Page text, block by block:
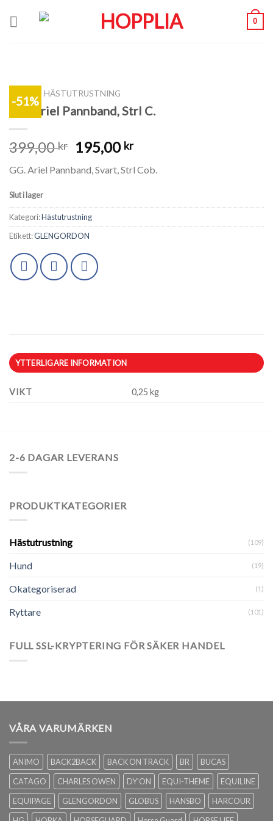
0
-51%
HÄSTUTRUSTNING
GG. Ariel Pannband, Strl C.
399,00kr 195,00 kr
GG. Ariel Pannband, Svart, Strl Cob.
Slut i lager
Kategori:Hästutrustning
Etikett:GLENGORDON
YTTERLIGARE INFORMATION
VIKT 0,25 kg
2-6 DAGAR LEVERANS
PRODUKTKATEGORIER
Hästutrustning (109)
Hund (19)
Okategoriserad (1)
Ryttare (101)
FULL SSL-KRYPTERING FÖR SÄKER HANDEL
VÅRA VARUMÄRKEN
ANIMO BACK2BACK BACK ON TRACK BR
BUCAS
CATAGO
CHARLES OWEN DY'ON EQUI-THEME
EQUILINE
EQUIPAGE
GLENGORDON GLOBUS HANSBO
HARCOUR